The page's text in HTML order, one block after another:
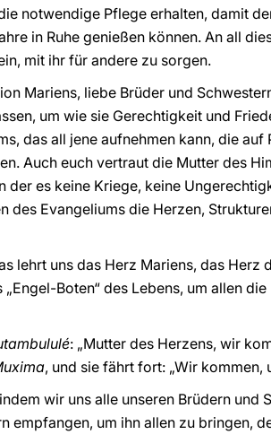
notwendige Pflege erhalten, damit
in Ruhe genießen können. An all
mit ihr für andere zu sorgen.
Mariens, liebe Brüder und
um wie sie Gerechtigkeit und
das all jene aufnehmen kann, die
Auch euch vertraut die Mutter des
der es keine Kriege, keine
des Evangeliums die Herzen,
lehrt uns das Herz Mariens, das Herz
Boten“ des Lebens, um allen
: „Mutter des Herzens, wir
, und sie fährt fort: „Wir kommen,
wir uns alle unseren Brüdern und
empfangen, um ihn allen zu bringen,